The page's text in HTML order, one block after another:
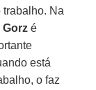
trabalho. Na
Gorz é
está
o faz